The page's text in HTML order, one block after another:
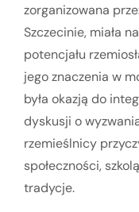
zorganizowana
Szczecinie, miała
potencjału
jego znaczenia w
była okazją do
dyskusji o
rzemieślnicy
społeczności,
tradycje.